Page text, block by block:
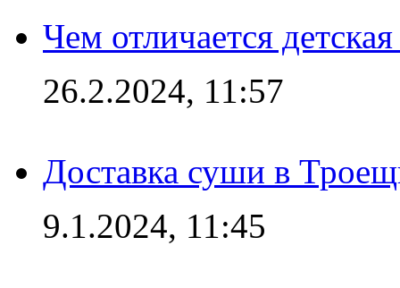
Чем отличается
26.2.2024, 11:57
Доставка суши в
9.1.2024, 11:45